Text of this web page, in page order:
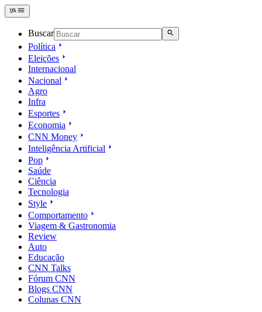
Buscar
Política
Eleições
Internacional
Nacional
Agro
Infra
Esportes
Economia
CNN Money
Inteligência Artificial
Pop
Saúde
Ciência
Tecnologia
Style
Comportamento
Viagem & Gastronomia
Review
Auto
Educação
CNN Talks
Fórum CNN
Blogs CNN
Colunas CNN